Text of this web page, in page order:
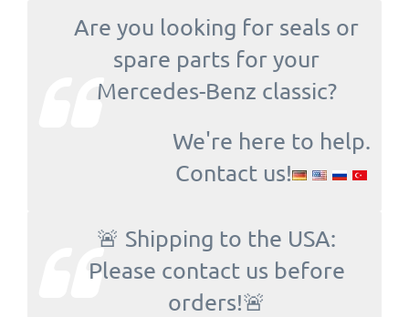
Are you looking for seals or
spare parts for your
Mercedes-Benz classic?
We're here to help.
Contact us!
🚨 Shipping to the USA:
Please contact us before
orders!🚨